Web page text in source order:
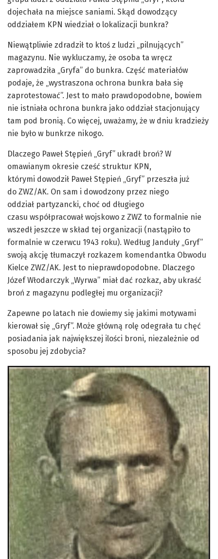
dojechała na miejsce saniami. Skąd dowodzący
oddziałem KPN wiedział o lokalizacji bunkra?
Niewątpliwie zdradził to ktoś z ludzi „pilnujących”
magazynu. Nie wykluczamy, że osoba ta wręcz
zaprowadziła „Gryfa” do bunkra. Część materiałów
podaje, że „wystraszona ochrona bunkra bała się
zaprotestować”. Jest to mało prawdopodobne, bowiem
nie istniała ochrona bunkra jako oddział stacjonujący
tam pod bronią. Co więcej, uważamy, że w dniu kradzieży
nie było w bunkrze nikogo.
Dlaczego Paweł Stępień „Gryf” ukradł broń? W
omawianym okresie cześć struktur KPN,
którymi dowodził Paweł Stępień „Gryf” przeszła już
do ZWZ/AK. On sam i dowodzony przez niego
oddział partyzancki, choć od długiego
czasu współpracował wojskowo z ZWZ to formalnie nie
wszedł jeszcze w skład tej organizacji (nastąpiło to
formalnie w czerwcu 1943 roku). Według Janduły „Gryf”
swoją akcję tłumaczył rozkazem komendantka Obwodu
Kielce ZWZ/AK. Jest to nieprawdopodobne. Dlaczego
Józef Włodarczyk „Wyrwa” miał dać rozkaz, aby ukraść
broń z magazynu podległej mu organizacji?
Zapewne po latach nie dowiemy się jakimi motywami
kierował się „Gryf”. Może główną rolę odegrała tu chęć
posiadania jak największej ilości broni, niezależnie od
sposobu jej zdobycia?